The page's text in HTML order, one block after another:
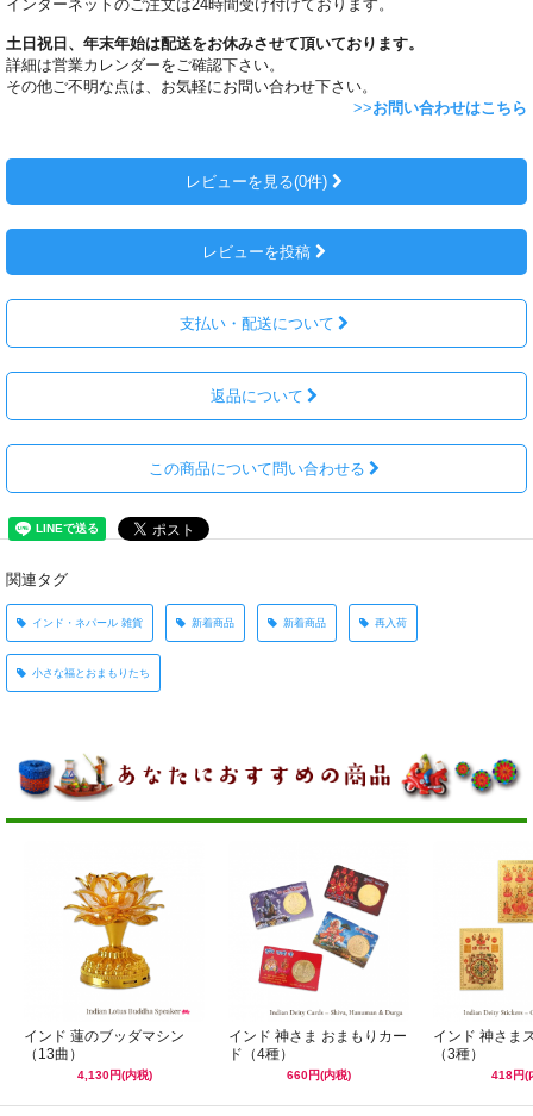
インターネットのご注文は24時間受け付けております。
土日祝日、年末年始は配送をお休みさせて頂いております。
詳細は営業カレンダーをご確認下さい。
その他ご不明な点は、お気軽にお問い合わせ下さい。
>>お問い合わせはこちら
レビューを見る(0件)
レビューを投稿
支払い・配送について
返品について
この商品について問い合わせる
関連タグ
インド・ネパール 雑貨 新着商品 新着商品 再入荷
小さな福とおまもりたち
インド 蓮のブッダマシン
（13曲）
4,130円(内税)
インド 神さま おまもりカー
ド（4種）
660円(内税)
インド 神さま
（3種）
418円(